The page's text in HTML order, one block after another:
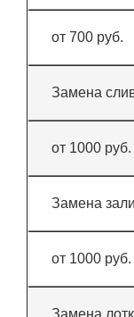
от 700 руб.
Замена
от 1000 руб.
Замена
от 1000 руб.
Замена